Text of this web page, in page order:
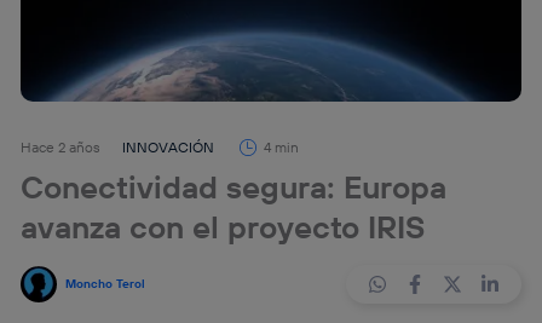
Hace 2 años INNOVACIÓN 4 min
Conectividad segura: Europa
avanza con el proyecto IRIS
Moncho Terol